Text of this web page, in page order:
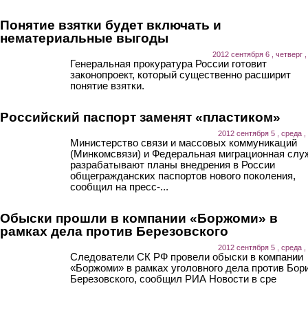
Понятие взятки будет включать и
нематериальные выгоды
2012 сентября 6 , четверг
Генеральная прокуратура России готовит
законопроект, который существенно расширит
понятие взятки.
Российский паспорт заменят «пластиком»
2012 сентября 5 , среда ,
Министерство связи и массовых коммуникаций
(Минкомсвязи) и Федеральная миграционная
разрабатывают планы внедрения в России
общегражданских паспортов нового поколения,
сообщил на пресс-...
Обыски прошли в компании «Боржоми» в
рамках дела против Березовского
2012 сентября 5 , среда ,
Следователи СК РФ провели обыски в компании
«Боржоми» в рамках уголовного дела против
Березовского, сообщил РИА Новости в сре